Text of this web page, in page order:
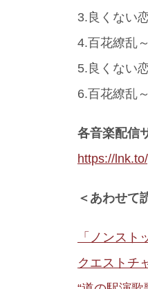
3.良くない
4.百花繚乱
5.良くない
6.百花繚乱
各音楽配信
https://
＜あわせて
「ノンス
クエストチ